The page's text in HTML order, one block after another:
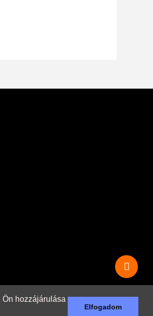
Ön hozzájárulása
Elfogadom